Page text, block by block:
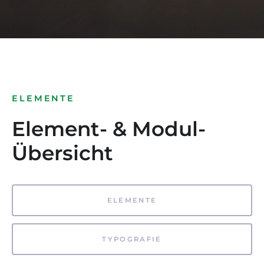
ELEMENTE
Element- & Modul-
Übersicht
ELEMENTE
TYPOGRAFIE